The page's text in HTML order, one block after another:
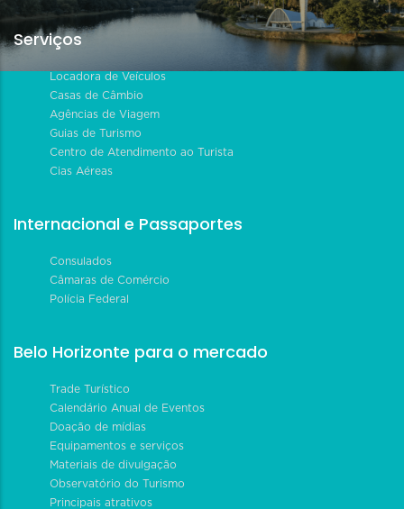
Serviços
Locadora de Veículos
Casas de Câmbio
Agências de Viagem
Guias de Turismo
Centro de Atendimento ao Turista
Cias Aéreas
Internacional e Passaportes
Consulados
Câmaras de Comércio
Polícia Federal
Belo Horizonte para o mercado
Trade Turístico
Calendário Anual de Eventos
Doação de mídias
Equipamentos e serviços
Materiais de divulgação
Observatório do Turismo
Principais atrativos